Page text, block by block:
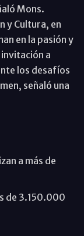
Mons.
y Cultura, en
en la pasión y
a
los desafíos
señaló una
a más de
de 3.150.000